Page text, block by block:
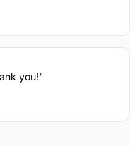
you!"